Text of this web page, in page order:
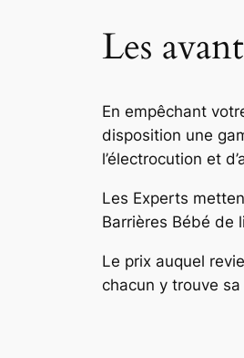
Les
En empêchant
disposition une
l’électrocution et
Les Experts
Barrières Bébé de
Le prix auquel
chacun y trouve